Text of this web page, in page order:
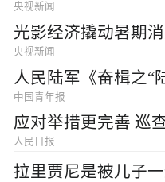
央视新闻
光影经济撬动暑期
央视新闻
人民陆军《奋楫之“
中国青年报
应对举措更完善 巡
人民日报
拉里贾尼是被儿子